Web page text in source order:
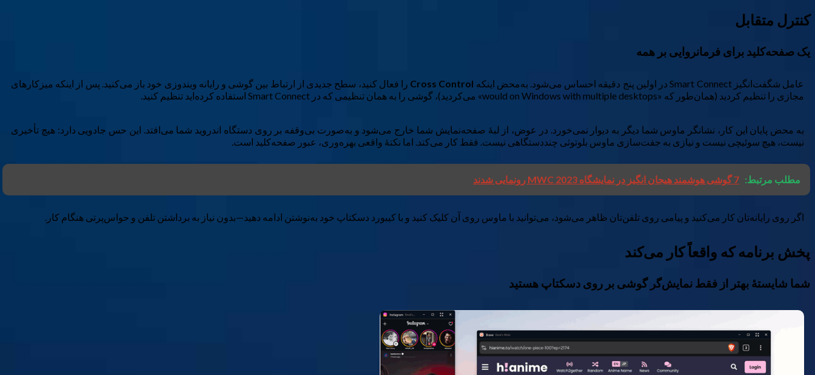
کنترل متقابل
یک صفحه‌کلید برای فرمانروایی بر همه
عامل شگفت‌انگیز Smart Connect در اولین پنج دقیقه احساس می‌شود. به‌محض اینکه Cross Control را فعال کنید، سطح جدیدی از ارتباط بین گوشی و رایانه ویندوزی خود باز می‌کنید. پس از اینکه میزکارهای
مجازی را تنظیم کردید (همان‌طور که «would on Windows with multiple desktops» می‌کردید)، گوشی را به همان تنظیمی که در Smart Connect استفاده کرده‌اید تنظیم کنید.
به محض پایان این کار، نشانگر ماوس شما دیگر به دیوار نمی‌خورد. در عوض، از لبهٔ صفحه‌نمایش شما خارج می‌شود و به‌صورت بی‌وقفه بر روی دستگاه اندروید شما می‌افتد. این حس جادویی دارد: هیچ تأخیری
نیست، هیچ سوئیچی نیست و نیازی به جفت‌سازی ماوس بلوتوثی چنددستگاهی نیست. فقط کار می‌کند. اما نکتهٔ واقعی بهره‌وری، عبور صفحه‌کلید است.
مطلب مرتبط: 7 گوشی هوشمند هیجان انگیز در نمایشگاه MWC 2023 رونمایی شدند
اگر روی رایانه‌تان کار می‌کنید و پیامی روی تلفن‌تان ظاهر می‌شود، می‌توانید با ماوس روی آن کلیک کنید و با کیبورد دسکتاپ خود به‌نوشتن ادامه دهید—بدون نیاز به برداشتن تلفن و حواس‌پرتی هنگام کار.
پخش برنامه که واقعاً کار می‌کند
شما شایستهٔ بهتر از فقط نمایش‌گر گوشی بر روی دسکتاپ هستید